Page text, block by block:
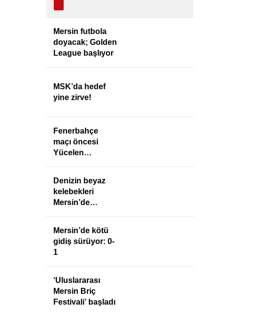
Mersin futbola
doyacak; Golden
League başlıyor
MSK’da hedef
yine zirve!
Fenerbahçe
maçı öncesi
Yücelen
Denizin beyaz
kelebekleri
Mersin’de
Mersin’de kötü
gidiş sürüyor: 0-
1
‘Uluslararası
Mersin Briç
Festivali’ başladı